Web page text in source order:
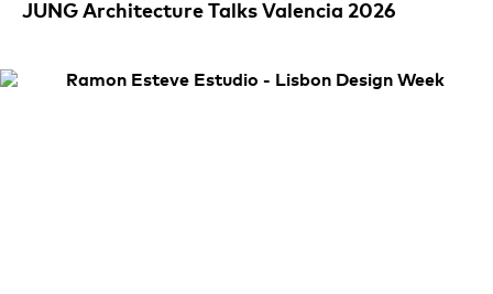
JUNG Architecture Talks Valencia 2026